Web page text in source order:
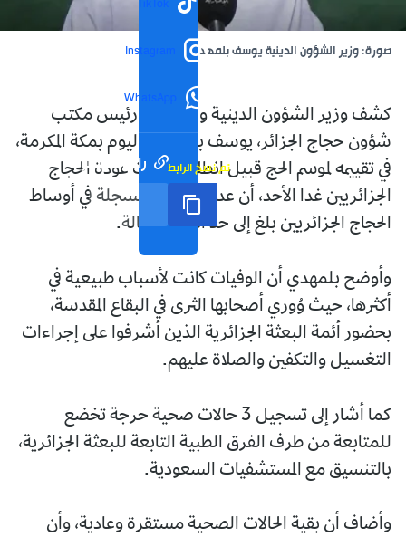
TikTok
Instagram
WhatsApp
رابط مختصر تم نسخ الرابط
صورة: وزير الشؤون الدينية يوسف بلمهدي
كشف وزير الشؤون الدينية والأوقاف ورئيس مكتب
شؤون حجاج الجزائر، يوسف بلمهدي، اليوم بمكة المكرمة،
في تقييمه لموسم الحج قبيل انطلاق رحلات عودة الحجاج
الجزائريين غدا الأحد، أن عدد الوفيات المسجلة في أوساط
الحجاج الجزائريين بلغ إلى حد الآن 13 حالة.
وأوضح بلمهدي أن الوفيات كانت لأسباب طبيعية في
أكثرها، حيث وُوري أصحابها الثرى في البقاع المقدسة،
بحضور أئمة البعثة الجزائرية الذين أشرفوا على إجراءات
التغسيل والتكفين والصلاة عليهم.
كما أشار إلى تسجيل 3 حالات صحية حرجة تخضع
للمتابعة من طرف الفرق الطبية التابعة للبعثة الجزائرية،
بالتنسيق مع المستشفيات السعودية.
وأضاف أن بقية الحالات الصحية مستقرة وعادية، وأن